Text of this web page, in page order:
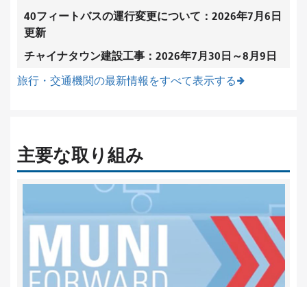
40フィートバスの運行変更について：2026年7月6日
更新
チャイナタウン建設工事：2026年7月30日～8月9日
旅行・交通機関の最新情報をすべて表示する
主要な取り組み